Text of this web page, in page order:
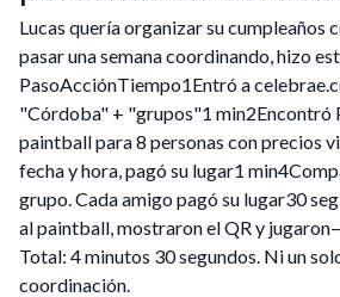
Lucas quería organizar su cumpleaños
pasar una semana coordinando, hizo
PasoAcciónTiempo1Entró a
"Córdoba" + "grupos"1 min2Encontró
paintball para 8 personas con precios
fecha y hora, pagó su lugar1
grupo. Cada amigo pagó su lugar30
al paintball, mostraron el QR y
Total: 4 minutos 30 segundos. Ni un
coordinación.